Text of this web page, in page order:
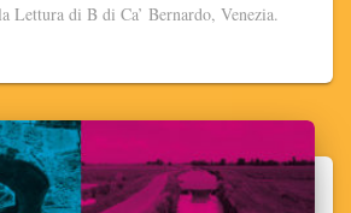
Lettura di B di Ca’ Bernardo, Venezia.